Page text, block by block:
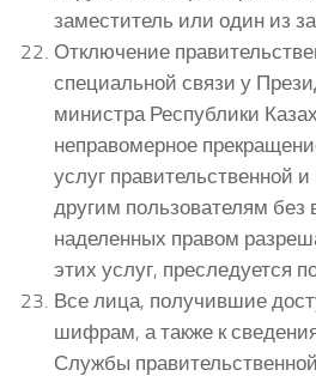
заместитель или один из
Отключение
специальной связи у
министра Республики
неправомерное
услуг правительственной
другим пользователям без
наделенных правом
этих услуг, преследуется
Все лица, получившие
шифрам, а также к
Службы